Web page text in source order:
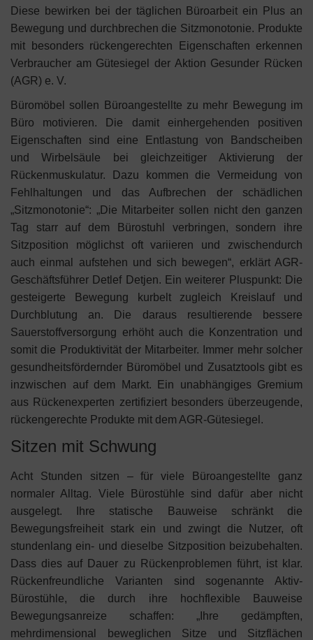
Diese bewirken bei der täglichen Büroarbeit ein Plus an
Bewegung und durchbrechen die Sitzmonotonie. Produkte
mit besonders rückengerechten Eigenschaften erkennen
Verbraucher am Gütesiegel der Aktion Gesunder Rücken
(AGR) e. V.
Büromöbel sollen Büroangestellte zu mehr Bewegung im
Büro motivieren. Die damit einhergehenden positiven
Eigenschaften sind eine Entlastung von Bandscheiben
und Wirbelsäule bei gleichzeitiger Aktivierung der
Rückenmuskulatur. Dazu kommen die Vermeidung von
Fehlhaltungen und das Aufbrechen der schädlichen
„Sitzmonotonie“: „Die Mitarbeiter sollen nicht den ganzen
Tag starr auf dem Bürostuhl verbringen, sondern ihre
Sitzposition möglichst oft variieren und zwischendurch
auch einmal aufstehen und sich bewegen“, erklärt AGR-
Geschäftsführer Detlef Detjen. Ein weiterer Pluspunkt: Die
gesteigerte Bewegung kurbelt zugleich Kreislauf und
Durchblutung an. Die daraus resultierende bessere
Sauerstoffversorgung erhöht auch die Konzentration und
somit die Produktivität der Mitarbeiter. Immer mehr solcher
gesundheitsfördernder Büromöbel und Zusatztools gibt es
inzwischen auf dem Markt. Ein unabhängiges Gremium
aus Rückenexperten zertifiziert besonders überzeugende,
rückengerechte Produkte mit dem AGR-Gütesiegel.
Sitzen mit Schwung
Acht Stunden sitzen – für viele Büroangestellte ganz
normaler Alltag. Viele Bürostühle sind dafür aber nicht
ausgelegt. Ihre statische Bauweise schränkt die
Bewegungsfreiheit stark ein und zwingt die Nutzer, oft
stundenlang ein- und dieselbe Sitzposition beizubehalten.
Dass dies auf Dauer zu Rückenproblemen führt, ist klar.
Rückenfreundliche Varianten sind sogenannte Aktiv-
Bürostühle, die durch ihre hochflexible Bauweise
Bewegungsanreize schaffen: „Ihre gedämpften,
mehrdimensional beweglichen Sitze und Sitzflächen